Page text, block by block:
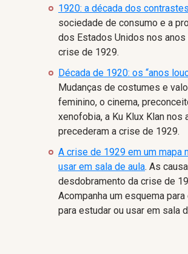
1920: a década dos contrastes
sociedade de consumo e a
dos Estados Unidos nos
crise de 1929.
Década de 1920: os “anos
Mudanças de costumes e
feminino, o cinema,
xenofobia, a Ku Klux Klan nos
precederam a crise de 1929.
A crise de 1929 em um mapa
usar em sala de aula. As
desdobramento da crise de
Acompanha um esquema para
para estudar ou usar em sala